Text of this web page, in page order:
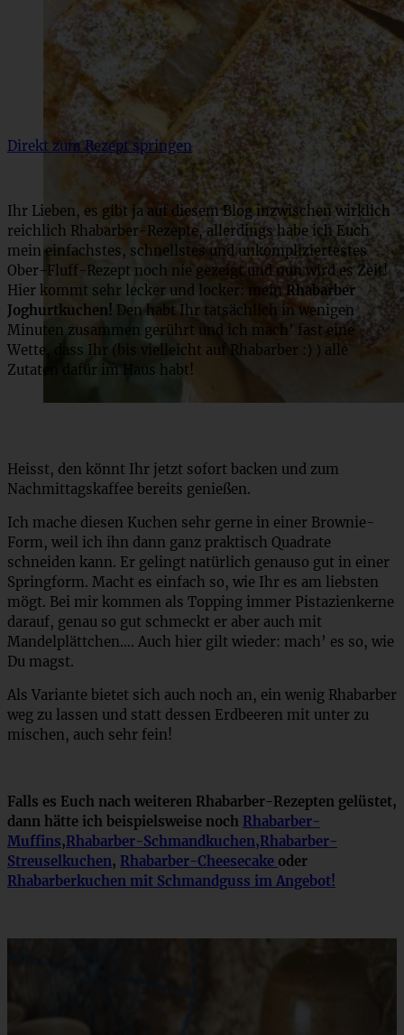
Direkt zum Rezept springen
Ihr Lieben, es gibt ja auf diesem Blog inzwischen wirklich
reichlich Rhabarber-Rezepte, allerdings habe ich Euch
mein einfachstes, schnellstes und unkompliziertestes
Ober-Fluff-Rezept noch nie gezeigt und nun wird es Zeit!
Hier kommt sehr lecker und locker: mein Rhabarber
Joghurtkuchen! Den habt Ihr tatsächlich in wenigen
Minuten zusammen gerührt und ich mach’ fast eine
Wette, dass Ihr (bis vielleicht auf Rhabarber :) ) alle
Zutaten dafür im Haus habt!
Heisst, den könnt Ihr jetzt sofort backen und zum
Nachmittagskaffee bereits genießen.
Ich mache diesen Kuchen sehr gerne in einer Brownie-
Form, weil ich ihn dann ganz praktisch Quadrate
schneiden kann. Er gelingt natürlich genauso gut in einer
Springform. Macht es einfach so, wie Ihr es am liebsten
mögt. Bei mir kommen als Topping immer Pistazienkerne
darauf, genau so gut schmeckt er aber auch mit
Mandelplättchen…. Auch hier gilt wieder: mach’ es so, wie
Du magst.
Als Variante bietet sich auch noch an, ein wenig Rhabarber
weg zu lassen und statt dessen Erdbeeren mit unter zu
mischen, auch sehr fein!
Falls es Euch nach weiteren Rhabarber-Rezepten gelüstet,
dann hätte ich beispielsweise noch Rhabarber-
Muffins,Rhabarber-Schmandkuchen,Rhabarber-
Streuselkuchen, Rhabarber-Cheesecake oder
Rhabarberkuchen mit Schmandguss im Angebot!